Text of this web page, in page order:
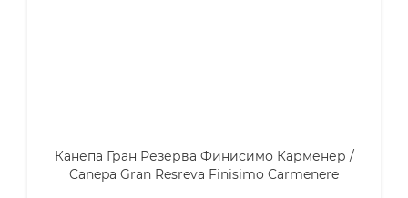
Канепа Гран Резерва Финисимо Карменер /
Canepa Gran Resreva Finisimo Carmenere